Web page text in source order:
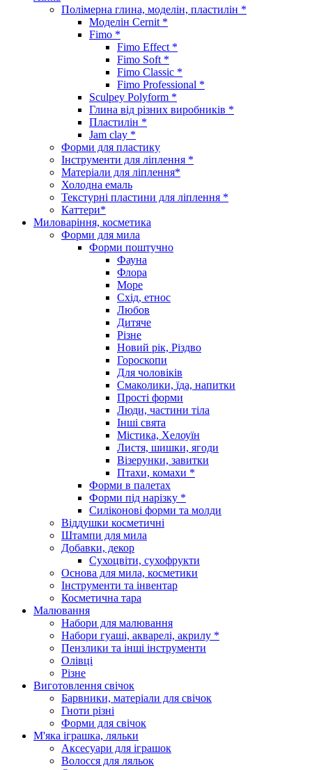
Полімерна глина, моделін, пластилін *
Моделін Cernit *
Fimo *
Fimo Effect *
Fimo Soft *
Fimo Classic *
Fimo Professional *
Sculpey Polyform *
Глина від різних виробників *
Пластилін *
Jam clay *
Форми для пластику
Інструменти для ліплення *
Матеріали для ліплення*
Холодна емаль
Текстурні пластини для ліплення *
Каттери*
Миловаріння, косметика
Форми для мила
Форми поштучно
Фауна
Флора
Море
Схід, етнос
Любов
Дитяче
Різне
Новий рік, Різдво
Гороскопи
Для чоловіків
Смаколики, їда, напитки
Прості форми
Люди, частини тіла
Інші свята
Містика, Хелоуїн
Листя, шишки, ягоди
Візерунки, завитки
Птахи, комахи *
Форми в палетах
Форми під нарізку *
Силіконові форми та молди
Віддушки косметичні
Штампи для мила
Добавки, декор
Сухоцвіти, сухофрукти
Основа для мила, косметики
Інструменти та інвентар
Косметична тара
Малювання
Набори для малювання
Набори гуаші, акварелі, акрилу *
Пензлики та інші інструменти
Олівці
Різне
Виготовлення свічок
Барвники, матеріали для свічок
Гноти різні
Форми для свічок
М'яка іграшка, ляльки
Аксесуари для іграшок
Волосся для ляльок